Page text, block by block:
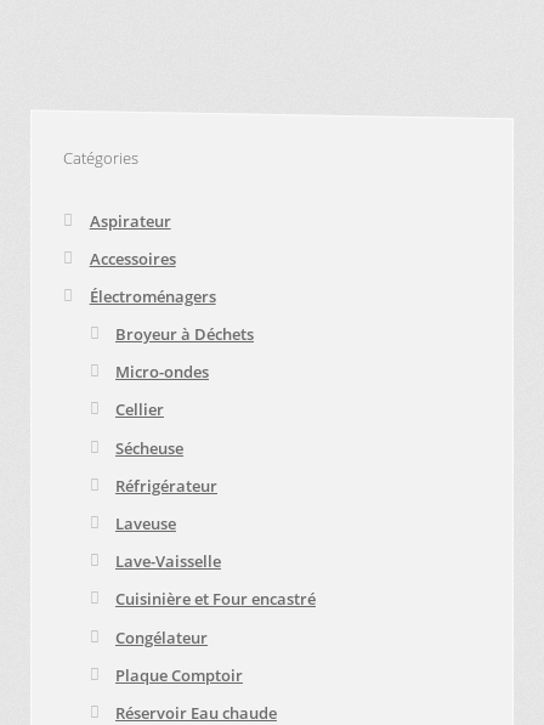
Catégories
Aspirateur
Accessoires
Électroménagers
Broyeur à Déchets
Micro-ondes
Cellier
Sécheuse
Réfrigérateur
Laveuse
Lave-Vaisselle
Cuisinière et Four encastré
Congélateur
Plaque Comptoir
Réservoir Eau chaude